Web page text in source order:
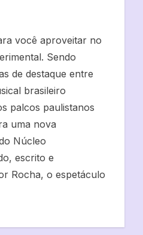
você aproveitar no
Sendo
de destaque entre
brasileiro
palcos paulistanos
uma nova
Núcleo
escrito e
Rocha, o espetáculo